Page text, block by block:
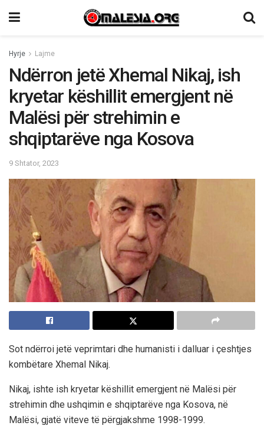
Hyrje Lajme
Ndërron jetë Xhemal Nikaj, ish
kryetar këshillit emergjent në
Malësi për strehimin e
shqiptarëve nga Kosova
9 Shtator, 2023
Sot ndërroi jetë veprimtari dhe humanisti i dalluar i çeshtjes
kombëtare Xhemal Nikaj.
Nikaj, ishte ish kryetar këshillit emergjent në Malësi për
strehimin dhe ushqimin e shqiptarëve nga Kosova, në
Malësi, gjatë viteve të përgjakshme 1998-1999.